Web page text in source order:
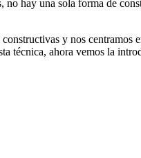
hay una sola forma de
y nos
técnica, ahora vemos la